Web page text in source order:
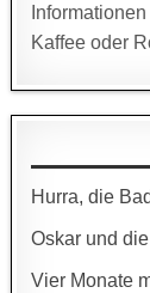
Kaffee oder
Hurra, die
Oskar und
Vier Monate